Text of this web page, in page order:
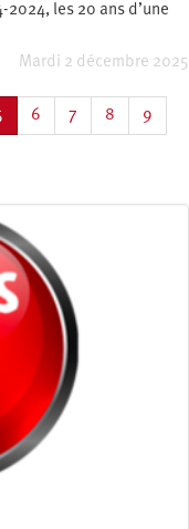
les 20 ans d’une
Mardi 2 décembre 2025
Page
6 Page
7 Page
8 Page
9